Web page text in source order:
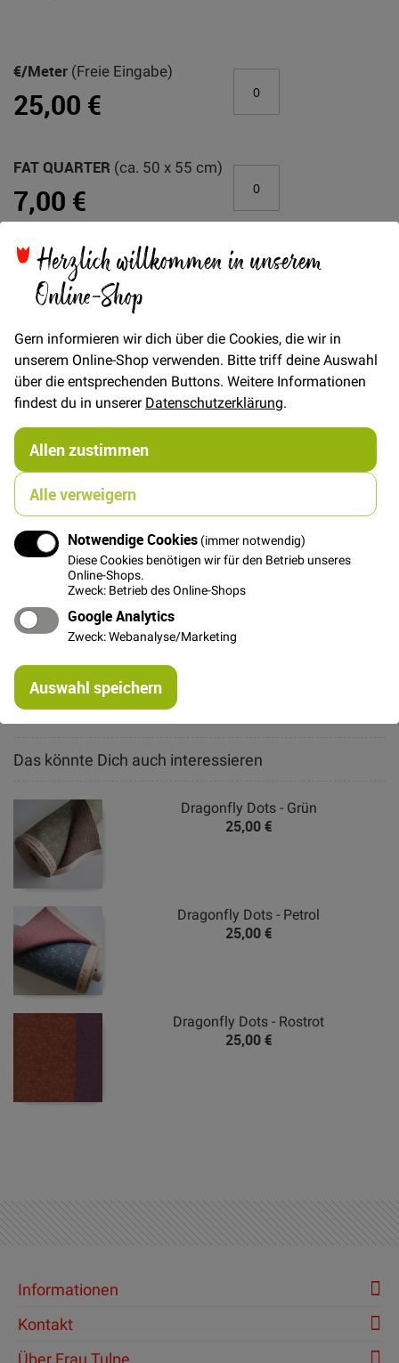
Herzlich willkommen in unserem
Online-Shop
Gern informieren wir dich über die Cookies, die wir in
unserem Online-Shop verwenden. Bitte triff deine Auswahl
über die entsprechenden Buttons. Weitere Informationen
findest du in unsererDatenschutzerklärung.
Allen zustimmen
Alle verweigern
Notwendige Cookies (immer notwendig)
Diese Cookies benötigen wir für den Betrieb unseres
Online-Shops.
Zweck: Betrieb des Online-Shops
Google Analytics
Zweck: Webanalyse/Marketing
Auswahl speichern
für
gruppiertes
Produkt
€/Meter (Freie Eingabe)
25,00 €
FAT QUARTER (ca. 50 x 55 cm)
7,00 €
In den Warenkorb
Das könnte Dich auch interessieren
Dragonfly Dots - Grün
25,00 €
Dragonfly Dots - Petrol
25,00 €
Dragonfly Dots - Rostrot
25,00 €
Details
cremefarbenes Blumenmuster auf beigem Grund und
japanische Sterne auf altrosa Grund.
Der Stoff ist mit unterschiedlich dicken Schuss - und
Kettfäden gewebt und hat eine besondere Strunktur
und Glanz
Hersteller
Informationen
Kontakt